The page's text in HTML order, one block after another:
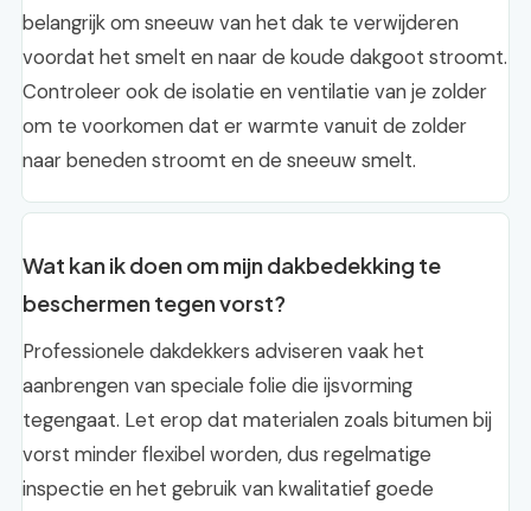
belangrijk om sneeuw van het dak te verwijderen
voordat het smelt en naar de koude dakgoot stroomt.
Controleer ook de isolatie en ventilatie van je zolder
om te voorkomen dat er warmte vanuit de zolder
naar beneden stroomt en de sneeuw smelt.
Wat kan ik doen om mijn dakbedekking te
beschermen tegen vorst?
Professionele dakdekkers adviseren vaak het
aanbrengen van speciale folie die ijsvorming
tegengaat. Let erop dat materialen zoals bitumen bij
vorst minder flexibel worden, dus regelmatige
inspectie en het gebruik van kwalitatief goede